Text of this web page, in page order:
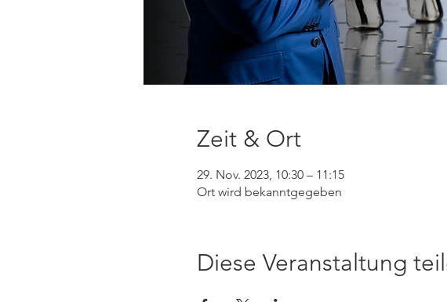
Zeit & Ort
29. Nov. 2023, 10:30 – 11:15
Ort wird bekanntgegeben
Diese Veranstaltung